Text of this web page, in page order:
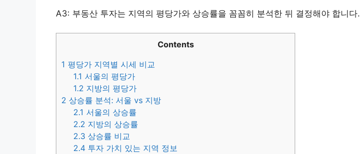
A3: 부동산 투자는 지역의 평당가와 상승률을 꼼꼼히 분석한 뒤 결정해야 합니다.
Contents
1 평당가 지역별 시세 비교
1.1 서울의 평당가
1.2 지방의 평당가
2 상승률 분석: 서울 vs 지방
2.1 서울의 상승률
2.2 지방의 상승률
2.3 상승률 비교
2.4 투자 가치 있는 지역 정보